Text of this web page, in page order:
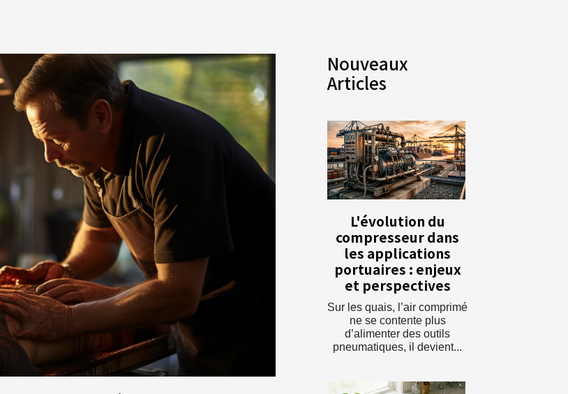
Nouveaux
Articles
L'évolution du
compresseur dans
les applications
portuaires : enjeux
et perspectives
Sur les quais, l’air comprimé
ne se contente plus
d’alimenter des outils
pneumatiques, il devient...